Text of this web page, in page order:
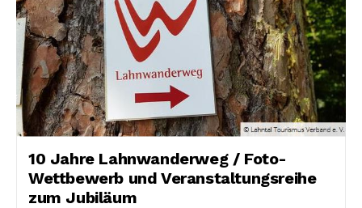
10 Jahre Lahnwanderweg / Foto-
Wettbewerb und Veranstaltungsreihe
zum Jubiläum